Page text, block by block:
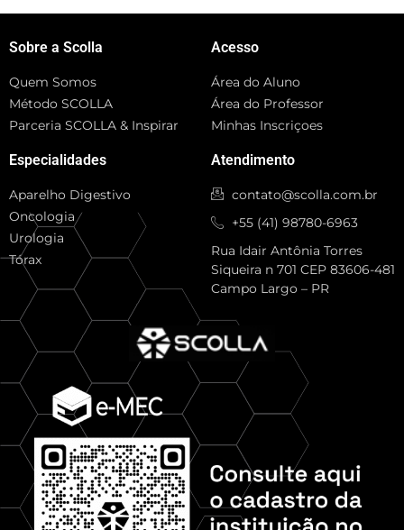
Sobre a Scolla
Quem Somos
Método SCOLLA
Parceria SCOLLA & Inspirar
Especialidades
Aparelho Digestivo
Oncologia
Urologia
Tórax
Acesso
Área do Aluno
Área do Professor
Minhas Inscriçoes
Atendimento
contato@scolla.com.br
+55 (41) 98780-6963
Rua Idair Antônia Torres
Siqueira n 701 CEP 83606-481
Campo Largo – PR